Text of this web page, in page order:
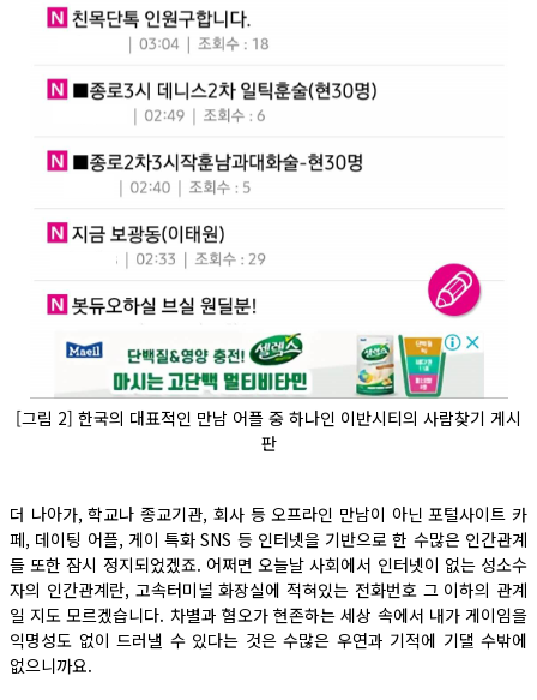
[그림 2] 한국의 대표적인 만남 어플 중 하나인 이반시티의 사람찾기 게시
판
더 나아가, 학교나 종교기관, 회사 등 오프라인 만남이 아닌 포털사이트 카
페, 데이팅 어플, 게이 특화 SNS 등 인터넷을 기반으로 한 수많은 인간관계
들 또한 잠시 정지되었겠죠. 어쩌면 오늘날 사회에서 인터넷이 없는 성소수
자의 인간관계란, 고속터미널 화장실에 적혀있는 전화번호 그 이하의 관계
일 지도 모르겠습니다. 차별과 혐오가 현존하는 세상 속에서 내가 게이임을
익명성도 없이 드러낼 수 있다는 것은 수많은 우연과 기적에 기댈 수밖에
없으니까요.